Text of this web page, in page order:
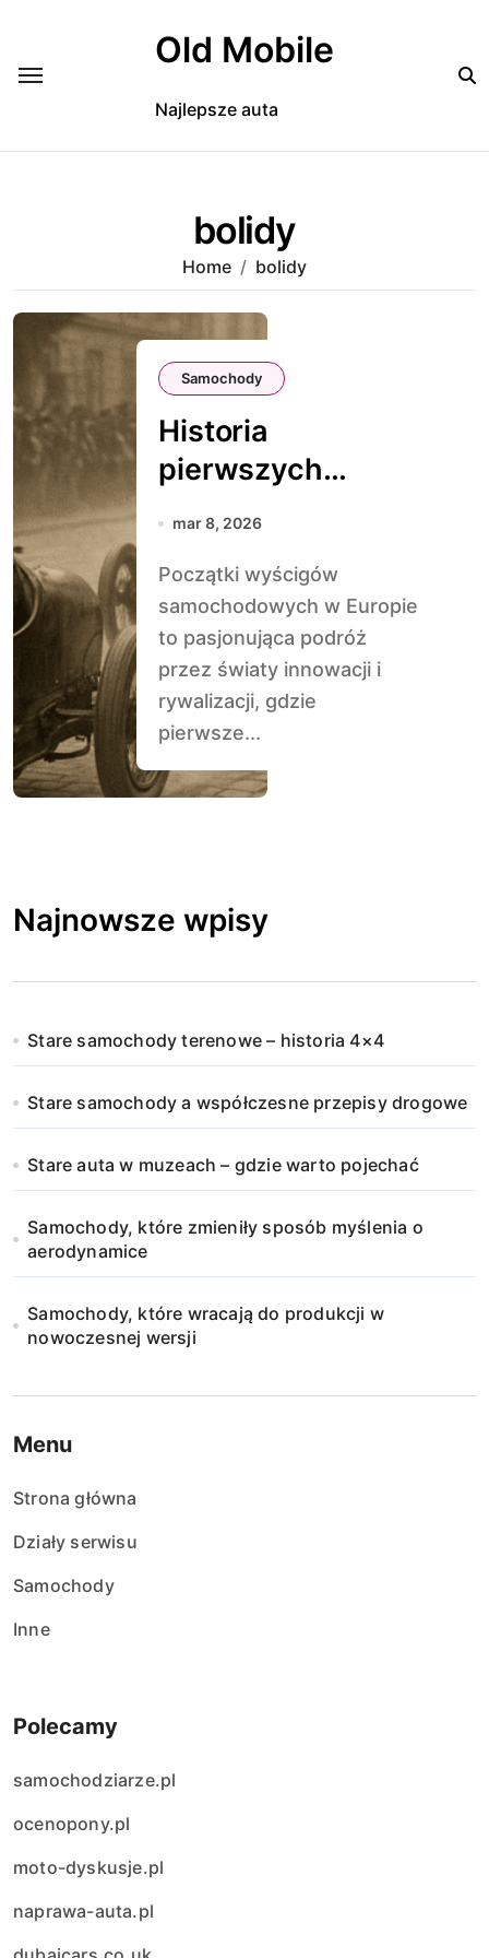
Old Mobile
Najlepsze auta
bolidy
Home bolidy
Samochody
Historia
pierwszych
samochodów
Europie
mar 8, 2026
Początki wyścigów
samochodowych w Europie
to pasjonująca podróż
przez światy innowacji i
rywalizacji, gdzie
pierwsze...
Najnowsze wpisy
Stare samochody terenowe – historia 4×4
Stare samochody a współczesne przepisy drogowe
Stare auta w muzeach – gdzie warto pojechać
Samochody, które zmieniły sposób myślenia o
aerodynamice
Samochody, które wracają do produkcji w
nowoczesnej wersji
Menu
Strona główna
Działy serwisu
Samochody
Inne
Polecamy
samochodziarze.pl
ocenopony.pl
moto-dyskusje.pl
naprawa-auta.pl